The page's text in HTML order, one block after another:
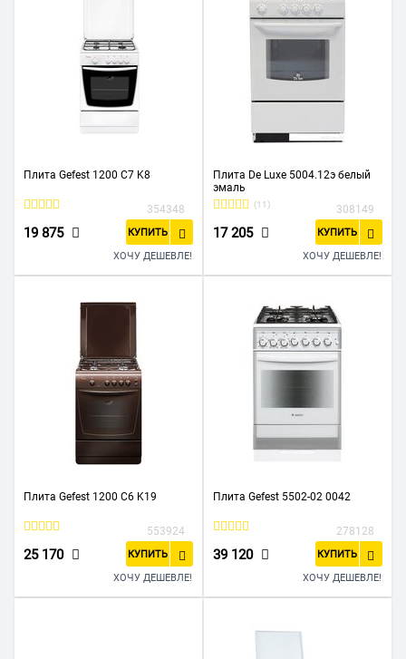
Плита Gefest 1200 С7 K8
354348
19 875 КУПИТЬ
ХОЧУ ДЕШЕВЛЕ!
Плита De Luxe 5004.12э белый
эмаль
(11) 308149
17 205 КУПИТЬ
ХОЧУ ДЕШЕВЛЕ!
Плита Gefest 1200 С6 K19
553924
25 170 КУПИТЬ
ХОЧУ ДЕШЕВЛЕ!
Плита Gefest 5502-02 0042
278128
39 120 КУПИТЬ
ХОЧУ ДЕШЕВЛЕ!